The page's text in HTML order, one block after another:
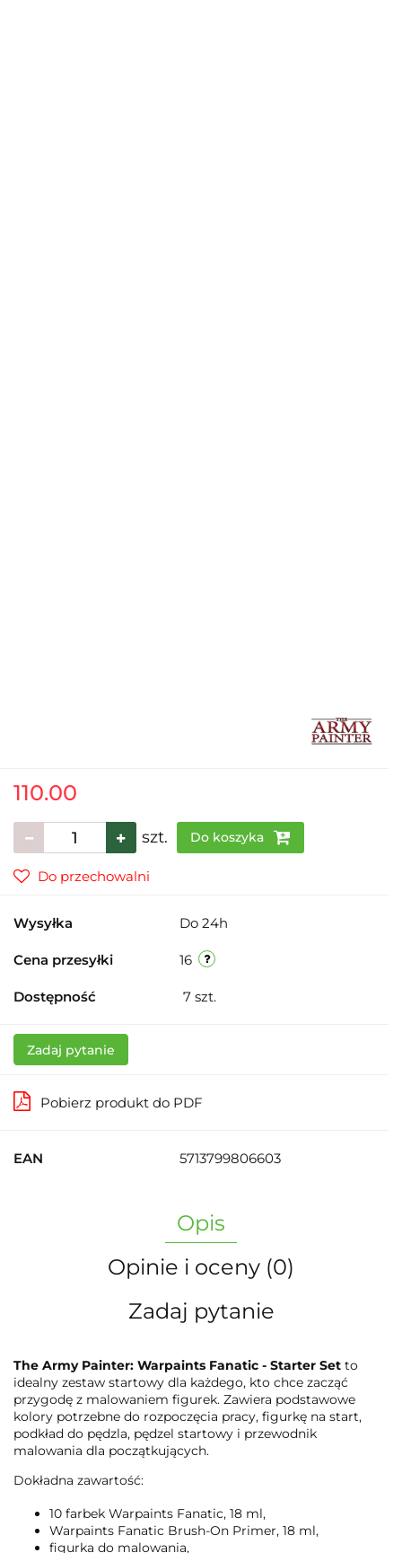
110.00
szt. Do koszyka
Do przechowalni
Wysyłka Do 24h
Cena przesyłki 16
Dostępność 7 szt.
Zadaj pytanie
Pobierz produkt do PDF
EAN 5713799806603
Opis
Opinie i oceny (0)
Zadaj pytanie
The Army Painter: Warpaints Fanatic - Starter Set to
idealny zestaw startowy dla każdego, kto chce zacząć
przygodę z malowaniem figurek. Zawiera podstawowe
kolory potrzebne do rozpoczęcia pracy, figurkę na start,
podkład do pędzla, pędzel startowy i przewodnik
malowania dla początkujących.
Dokładna zawartość:
10 farbek Warpaints Fanatic, 18 ml,
Warpaints Fanatic Brush-On Primer, 18 ml,
figurka do malowania,